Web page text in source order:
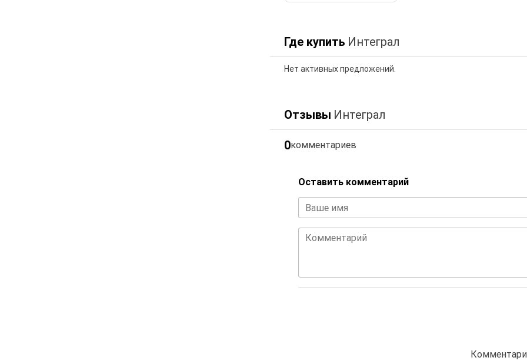
Где купить Интеграл
Нет активных предложений.
Отзывы Интеграл
0комментариев
Оставить комментарий
Ваше имя
Комментарий